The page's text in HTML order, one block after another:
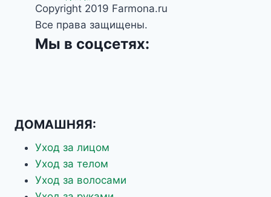
Copyright 2019 Farmona.ru
Все права защищены.
Мы в соцсетях:
ДОМАШНЯЯ:
Уход за лицом
Уход за телом
Уход за волосами